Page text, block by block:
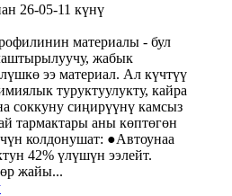
26-05-11 күнү
материалы - бул
жабык
ээ материал. Ал күчтүү
туруктуулукту, кайра
соккуну сиңирүүнү камсыз
тармактары аны көптөгөн
колдонушат: ●Автоунаа
42% үлүшүн ээлейт.
жайы...